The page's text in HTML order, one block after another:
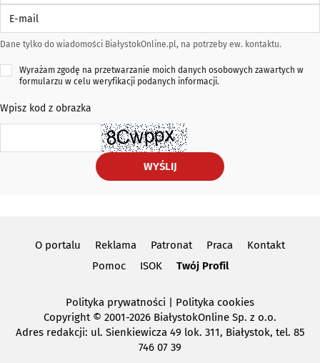
Dane tylko do wiadomości BiałystokOnline.pl, na potrzeby ew. kontaktu.
Wyrażam zgodę na przetwarzanie moich danych osobowych zawartych w
formularzu w celu weryfikacji podanych informacji.
Wpisz kod z obrazka
WYŚLIJ
O portalu Reklama Patronat Praca
Kontakt
Pomoc
ISOK Twój Profil
Polityka prywatności | Polityka cookies
Copyright© 2001-2026 BiałystokOnline Sp. z o.o.
Adres redakcji: ul. Sienkiewicza 49 lok. 311, Białystok, tel. 85
746 07 39